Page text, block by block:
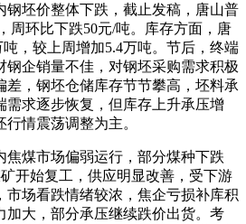
钢坯价整体下跌，截止发稿，唐山普
周环比下跌50元/吨。库存方面，唐
，较上周增加5.4万吨。节后，终端
钢企销量不佳，对钢坯采购需求积极
差，钢坯仓储库存节节攀高，坯料承
需求逐步恢复，但库存上升承压增
情震荡调整为主。
焦煤市场偏弱运行，部分煤种下跌
开始复工，供应明显改善，受下游
市场看跌情绪较浓，焦企亏损补库积
加大，部分承压继续跌价出货。考